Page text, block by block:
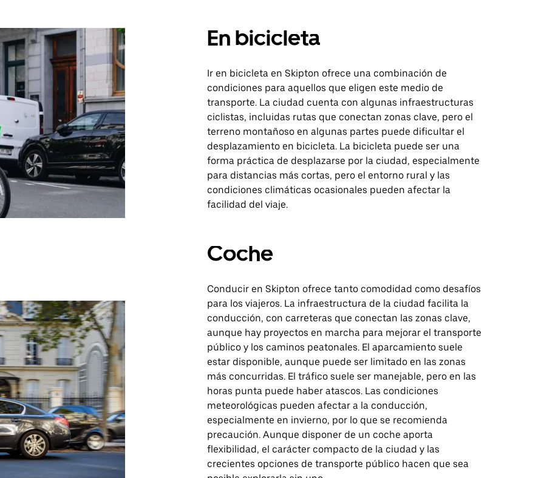
En bicicleta
Ir en bicicleta en Skipton ofrece una combinación de
condiciones para aquellos que eligen este medio de
transporte. La ciudad cuenta con algunas infraestructuras
ciclistas, incluidas rutas que conectan zonas clave, pero el
terreno montañoso en algunas partes puede dificultar el
desplazamiento en bicicleta. La bicicleta puede ser una
forma práctica de desplazarse por la ciudad, especialmente
para distancias más cortas, pero el entorno rural y las
condiciones climáticas ocasionales pueden afectar la
facilidad del viaje.
Coche
Conducir en Skipton ofrece tanto comodidad como desafíos
para los viajeros. La infraestructura de la ciudad facilita la
conducción, con carreteras que conectan las zonas clave,
aunque hay proyectos en marcha para mejorar el transporte
público y los caminos peatonales. El aparcamiento suele
estar disponible, aunque puede ser limitado en las zonas
más concurridas. El tráfico suele ser manejable, pero en las
horas punta puede haber atascos. Las condiciones
meteorológicas pueden afectar a la conducción,
especialmente en invierno, por lo que se recomienda
precaución. Aunque disponer de un coche aporta
flexibilidad, el carácter compacto de la ciudad y las
crecientes opciones de transporte público hacen que sea